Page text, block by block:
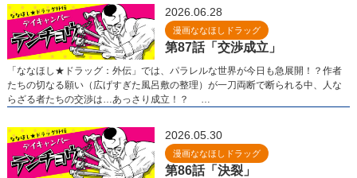
2026.06.28
漫画ななほしドラッグ
第87話「交渉成立」
「ななほし★ドラッグ：外伝」では、パラレルな世界が今日も急展開！？作者
たちの切なる願い（広げすぎた風呂敷の整理）が一刀両断で断られる中、人な
らざる者たちの交渉は…あっさり成立！？ …
2026.05.30
漫画ななほしドラッグ
第86話「決裂」